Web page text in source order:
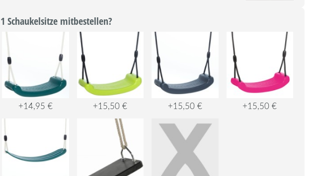
1 Schaukelsitze mitbestellen?
+14,95 € +15,50 € +15,50 € +15,50 €